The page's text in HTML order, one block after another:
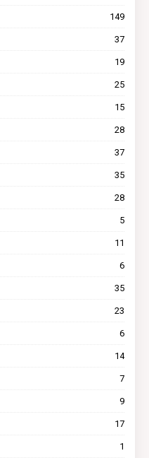
149
37
19
25
15
28
37
35
28
5
11
6
35
23
6
14
7
9
17
1